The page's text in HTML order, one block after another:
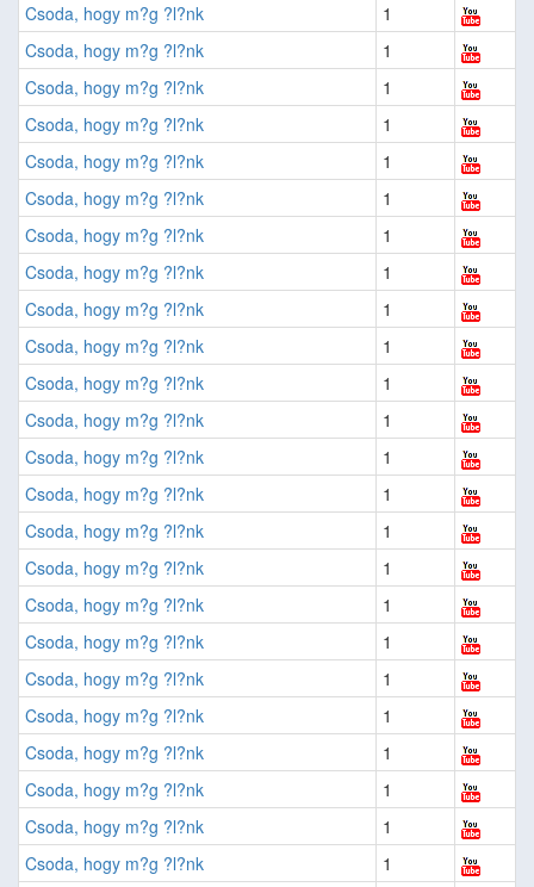
Csoda, hogy m?g ?l?nk
1
Csoda, hogy m?g ?l?nk
1
Csoda, hogy m?g ?l?nk
1
Csoda, hogy m?g ?l?nk
1
Csoda, hogy m?g ?l?nk
1
Csoda, hogy m?g ?l?nk
1
Csoda, hogy m?g ?l?nk
1
Csoda, hogy m?g ?l?nk
1
Csoda, hogy m?g ?l?nk
1
Csoda, hogy m?g ?l?nk
1
Csoda, hogy m?g ?l?nk
1
Csoda, hogy m?g ?l?nk
1
Csoda, hogy m?g ?l?nk
1
Csoda, hogy m?g ?l?nk
1
Csoda, hogy m?g ?l?nk
1
Csoda, hogy m?g ?l?nk
1
Csoda, hogy m?g ?l?nk
1
Csoda, hogy m?g ?l?nk
1
Csoda, hogy m?g ?l?nk
1
Csoda, hogy m?g ?l?nk
1
Csoda, hogy m?g ?l?nk
1
Csoda, hogy m?g ?l?nk
1
Csoda, hogy m?g ?l?nk
1
Csoda, hogy m?g ?l?nk
1